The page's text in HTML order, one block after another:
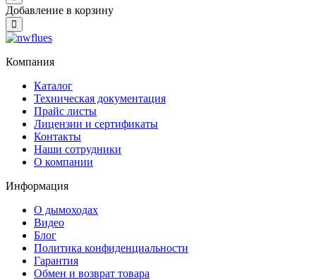
Добавление в корзину
Компания
Каталог
Техническая документация
Прайс листы
Лицензии и сертификаты
Контакты
Наши сотрудники
О компании
Информация
О дымоходах
Видео
Блог
Политика конфиденциальности
Гарантия
Обмен и возврат товара